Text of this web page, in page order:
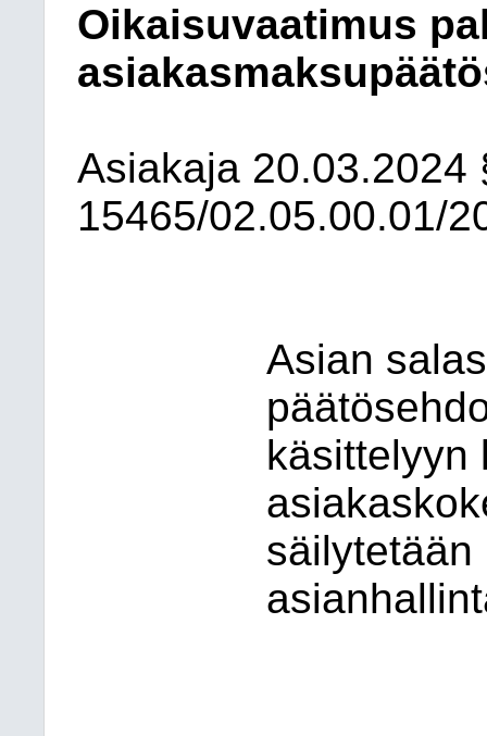
Oikaisuvaatimus
Asiakaja 20.03.2024
15465/02.05.00.01/
Asian
käsittelyyn
säilytetään